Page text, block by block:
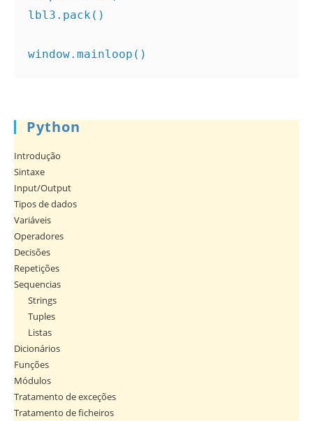
lbl3.pack()
window.mainloop()
Python
Introdução
Sintaxe
Input/Output
Tipos de dados
Variáveis
Operadores
Decisões
Repetições
Sequencias
Strings
Tuples
Listas
Dicionários
Funções
Módulos
Tratamento de exceções
Tratamento de ficheiros